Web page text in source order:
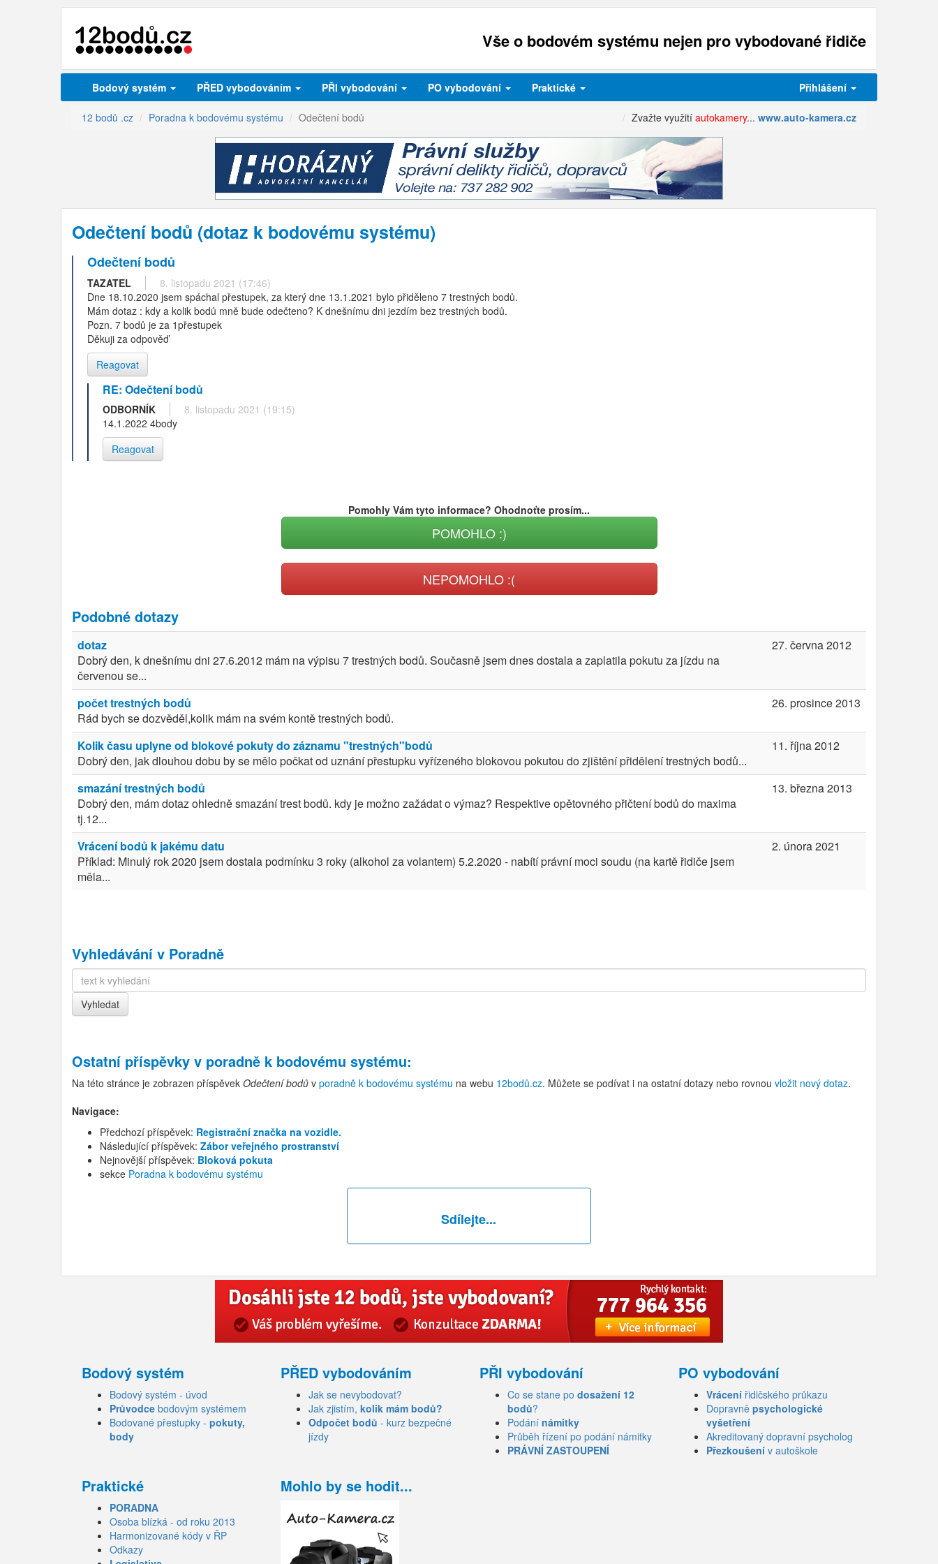
Vše o bodovém systému nejen pro vybodované řidiče
Bodový systém PŘED vybodováním PŘI vybodování PO vybodování Praktické Přihlášení
12 bodů .cz Poradna k bodovému systému Odečtení bodů Zvažte využití autokamery... www.auto-kamera.cz
Odečtení bodů (dotaz k bodovému systému)
Odečtení bodů
TAZATEL
8. listopadu 2021 (17:46)
Dne 18.10.2020 jsem spáchal přestupek, za který dne 13.1.2021 bylo přiděleno 7 trestných bodů.
Mám dotaz : kdy a kolik bodů mně bude odečteno? K dnešnímu dni jezdím bez trestných bodů.
Pozn. 7 bodů je za 1přestupek
Děkuji za odpověď
Reagovat
RE: Odečtení bodů
ODBORNÍK
8. listopadu 2021 (19:15)
14.1.2022 4body
Reagovat
Pomohly Vám tyto informace? Ohodnoťte prosím...
POMOHLO :)
NEPOMOHLO :(
Podobné dotazy
dotaz
Dobrý den, k dnešnímu dni 27.6.2012 mám na výpisu 7 trestných bodů. Současně jsem dnes dostala a zaplatila pokutu za jízdu na
červenou se...
27. června 2012
počet trestných bodů
Rád bych se dozvěděl,kolik mám na svém kontě trestných bodů.
26. prosince 2013
Kolik času uplyne od blokové pokuty do záznamu "trestných"bodů
Dobrý den, jak dlouhou dobu by se mělo počkat od uznání přestupku vyřízeného blokovou pokutou do zjištění přidělení trestných bodů...
11. října 2012
smazání trestných bodů
Dobrý den, mám dotaz ohledně smazání trest bodů. kdy je možno zažádat o výmaz? Respektive opětovného přičtení bodů do maxima
tj.12...
13. března 2013
Vrácení bodů k jakému datu
Příklad: Minulý rok 2020 jsem dostala podmínku 3 roky (alkohol za volantem) 5.2.2020 - nabítí právní moci soudu (na kartě řidiče jsem
měla...
2. února 2021
Vyhledávání v Poradně
Ostatní příspěvky v poradně k bodovému systému:
Na této stránce je zobrazen příspěvek Odečtení bodů v poradně k bodovému systému na webu 12bodů.cz. Můžete se podívat i na ostatní dotazy nebo rovnou vložit nový dotaz.
Navigace:
Předchozí příspěvek: Registrační značka na vozidle.
Následující příspěvek: Zábor veřejného prostranství
Nejnovější příspěvek: Bloková pokuta
sekce Poradna k bodovému systému
Sdílejte...
Bodový systém
Bodový systém - úvod
Průvodce bodovým systémem
Bodované přestupky - pokuty,
body
PŘED vybodováním
Jak se nevybodovat?
Jak zjistím, kolik mám bodů?
Odpočet bodů - kurz bezpečné
jízdy
PŘI vybodování
Co se stane po dosažení 12
bodů?
Podání námitky
Průběh řízení po podání námitky
PRÁVNÍ ZASTOUPENÍ
PO vybodování
Vrácení řidičského průkazu
Dopravně psychologické
vyšetření
Akreditovaný dopravní psycholog
Přezkoušení v autoškole
Praktické
PORADNA
Osoba blízká - od roku 2013
Harmonizované kódy v ŘP
Odkazy
Mohlo by se hodit...